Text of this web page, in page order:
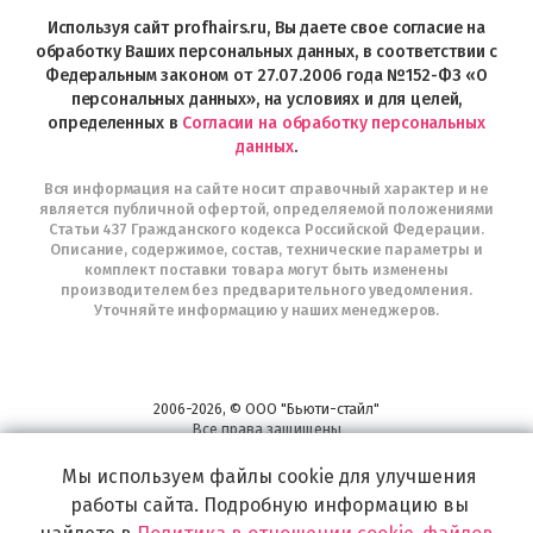
Telegram
Используя сайт profhairs.ru, Вы даете свое согласие на
обработку Ваших персональных данных, в соответствии с
Федеральным законом от 27.07.2006 года №152-ФЗ «О
персональных данных», на условиях и для целей,
определенных в Согласии на обработку персональных
данных.
Вся информация на сайте носит справочный характер и не
является публичной офертой, определяемой положениями
Статьи 437 Гражданского кодекса Российской Федерации.
Описание, содержимое, состав, технические параметры и
комплект поставки товара могут быть изменены
производителем без предварительного уведомления.
Уточняйте информацию у наших менеджеров.
2006-2026, © ООО "Бьюти-стайл"
Все права защищены
Широкий выбор инструментов, аксессуаров и принадлежностей для
воплощения
самых изысканных и необычных идей по созданию Вашего образа и стиля.
Мы используем файлы cookie для улучшения
работы сайта. Подробную информацию вы